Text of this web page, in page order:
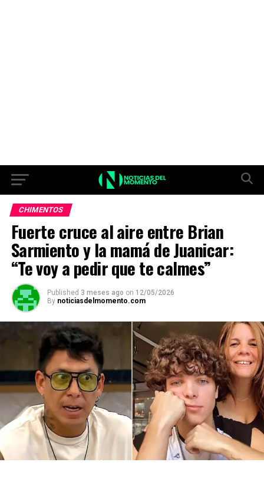
CHIMENTOS
Fuerte cruce al aire entre Brian
Sarmiento y la mamá de Juanicar:
“Te voy a pedir que te calmes”
Published 3 meses ago on 12/05/2026
By noticiasdelmomento.com